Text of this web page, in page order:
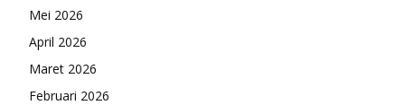
Mei 2026
April 2026
Maret 2026
Februari 2026